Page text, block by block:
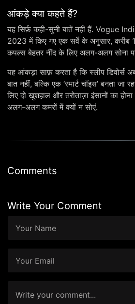
आंकड़े क्या कहते हैं?
यह सिर्फ़ कही-सुनी बातें नहीं हैं. Vogue
2023 में किए गए एक सर्वे के अनुसार, करीब
कपल्स बेहतर नींद के लिए अलग-अलग सोना
यह आंकड़ा साफ़ करता है कि स्लीप डिवोर्स
बात नहीं, बल्कि एक ‘स्मार्ट चॉइस’ बनता जा
लिए दो खुशहाल और तरोताज़ा इंसानों का
अलग-अलग कमरों में क्यों न सोएं.
Comments
Write Your Comment